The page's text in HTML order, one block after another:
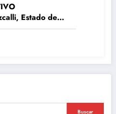
Estado de
del 2024
Buscar